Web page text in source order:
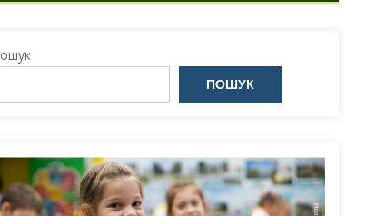
ПОШУК